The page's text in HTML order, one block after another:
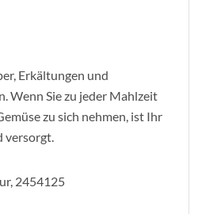
Erkältungen und
Wenn Sie zu jeder Mahlzeit
zu sich nehmen, ist Ihr
versorgt.
2454125